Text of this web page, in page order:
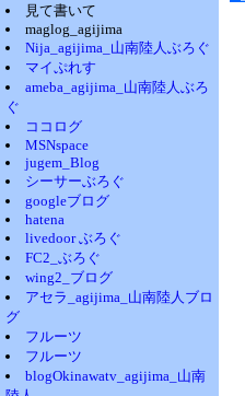
見て書いて
maglog_agijima
Nija_agijima_山南陸人ぶろぐ
マイぷれす
ameba_agijima_山南陸人ぶろ
ぐ
ココログ
MSNspace
jugem_Blog
シーサーぶろぐ
googleブログ
hatena
livedoor ぶろぐ
FC2_ぶろぐ
wing2_ブログ
アセラ_agijima_山南陸人ブロ
グ
フルーツ
フルーツ
blogOkinawatv_agijima_山南